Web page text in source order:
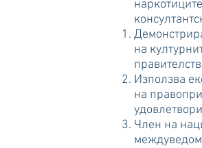
на
Използва
на
Член на